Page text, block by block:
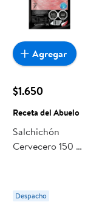
$1.650
Receta del Abuelo
Salchichón
Cervecero 150 gr
Despacho
Agregar